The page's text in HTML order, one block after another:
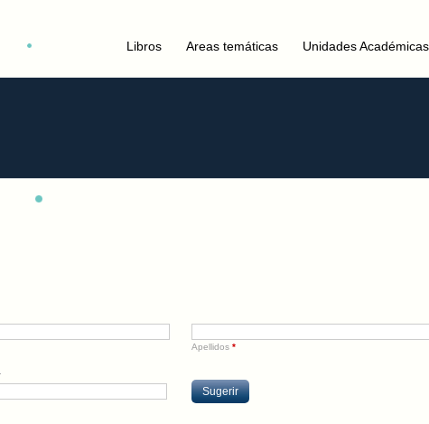
Libros Areas temáticas Unidades Académicas
Apellidos *
Sugerir